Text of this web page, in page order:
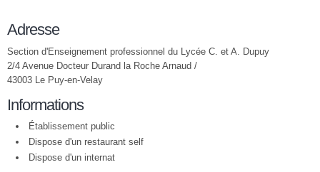
Adresse
Section d'Enseignement professionnel du Lycée C. et A. Dupuy
2/4 Avenue Docteur Durand la Roche Arnaud /
43003 Le Puy-en-Velay
Informations
Établissement public
Dispose d'un restaurant self
Dispose d'un internat